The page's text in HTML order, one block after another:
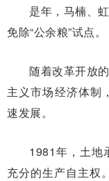
是年，马楠、
免除“公余粮”试点。
随着改革开放
主义市场经济体制
速发展。
1981年，土地
充分的生产自主权